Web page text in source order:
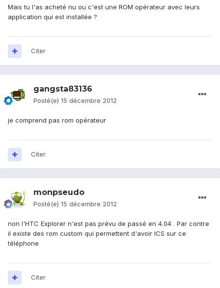
Mais tu l'as acheté nu ou c'est une ROM opérateur avec leurs
application qui est installée ?
Citer
gangsta83136
Posté(e) 15 décembre 2012
je comprend pas rom opérateur
Citer
monpseudo
Posté(e) 15 décembre 2012
non l'HTC Explorer n'est pas prévu de passé en 4.04 . Par contre
il existe des rom custom qui permettent d'avoir ICS sur ce
téléphone
Citer